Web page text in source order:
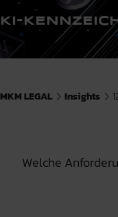
KI-
MKM LEGAL Insights
Welche